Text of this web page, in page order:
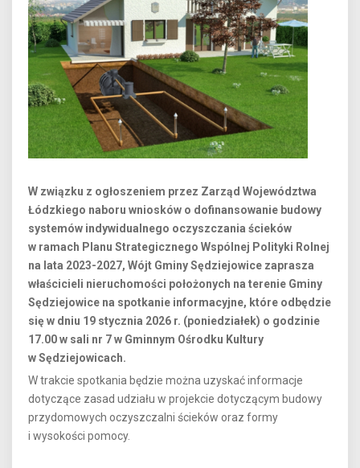
W związku z ogłoszeniem przez Zarząd Województwa
Łódzkiego naboru wniosków o dofinansowanie budowy
systemów indywidualnego oczyszczania ścieków
w ramach Planu Strategicznego Wspólnej Polityki Rolnej
na lata 2023-2027, Wójt Gminy Sędziejowice zaprasza
właścicieli nieruchomości położonych na terenie Gminy
Sędziejowice na spotkanie informacyjne, które odbędzie
się w dniu 19 stycznia 2026 r. (poniedziałek) o godzinie
17.00 w sali nr 7 w Gminnym Ośrodku Kultury
w Sędziejowicach.
W trakcie spotkania będzie można uzyskać informacje
dotyczące zasad udziału w projekcie dotyczącym budowy
przydomowych oczyszczalni ścieków oraz formy
i wysokości pomocy.